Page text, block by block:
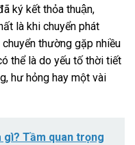
ký kết thỏa thuận,
là khi chuyển phát
thường gặp nhiều
thể là do yếu tố thời tiết
hư hỏng hay một vài
gì? Tầm quan trọng